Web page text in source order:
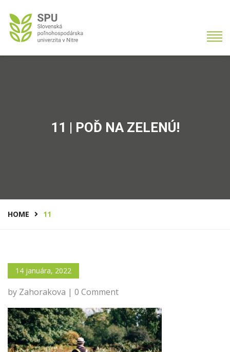
11 | POĎ NA ZELENÚ!
HOME 11
14 januára, 2022
by Zahorakova | 0 Comment